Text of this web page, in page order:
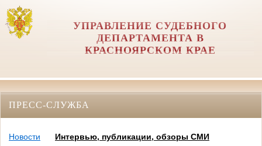
УПРАВЛЕНИЕ СУДЕБНОГО
ДЕПАРТАМЕНТА В
КРАСНОЯРСКОМ КРАЕ
ПРЕСС-СЛУЖБА
Новости
Интервью, публикации, обзоры СМИ